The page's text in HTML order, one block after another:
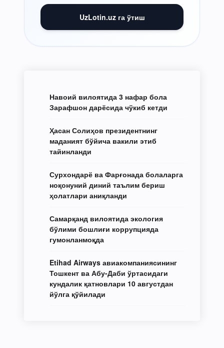
UzLotin.uz га ўтиш
Навоий вилоятида 3 нафар бола
Зарафшон дарёсида чўкиб кетди
Ҳасан Солиҳов президентнинг
маданият бўйича вакили этиб
тайинланди
Сурхондарё ва Фарғонада болаларга
ноқонуний диний таълим бериш
ҳолатлари аниқланди
Самарқанд вилоятида экология
бўлими бошлиғи коррупцияда
гумонланмоқда
Etihad Airways авиакомпаниясининг
Тошкент ва Абу-Даби ўртасидаги
кундалик қатновлари 10 августдан
йўлга қўйилади